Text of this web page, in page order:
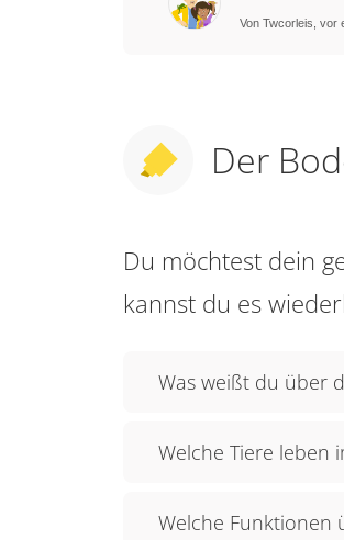
Von Twcorleis, vor
Der
Du möchtest dein
kannst du es
Was weißt du über
Welche Tiere leben
Welche Funktionen